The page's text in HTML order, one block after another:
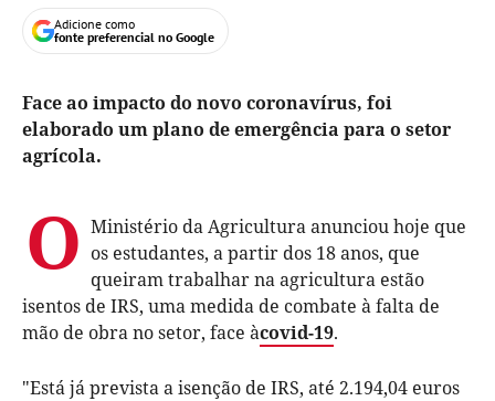
Adicione como
fonte preferencial no Google
Face ao impacto do novo coronavírus, foi
elaborado um plano de emergência para o setor
agrícola.
O Ministério da Agricultura anunciou hoje que
os estudantes, a partir dos 18 anos, que
queiram trabalhar na agricultura estão
isentos de IRS, uma medida de combate à falta de
mão de obra no setor, face àcovid-19.
"Está já prevista a isenção de IRS, até 2.194,04 euros